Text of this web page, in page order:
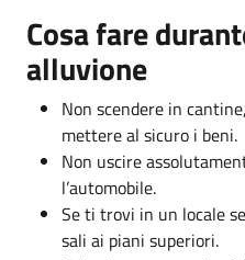
Cosa fare
alluvione
Non scendere in
mettere al sicuro i beni.
Non uscire
l’automobile.
Se ti trovi in un locale
sali ai piani superiori.